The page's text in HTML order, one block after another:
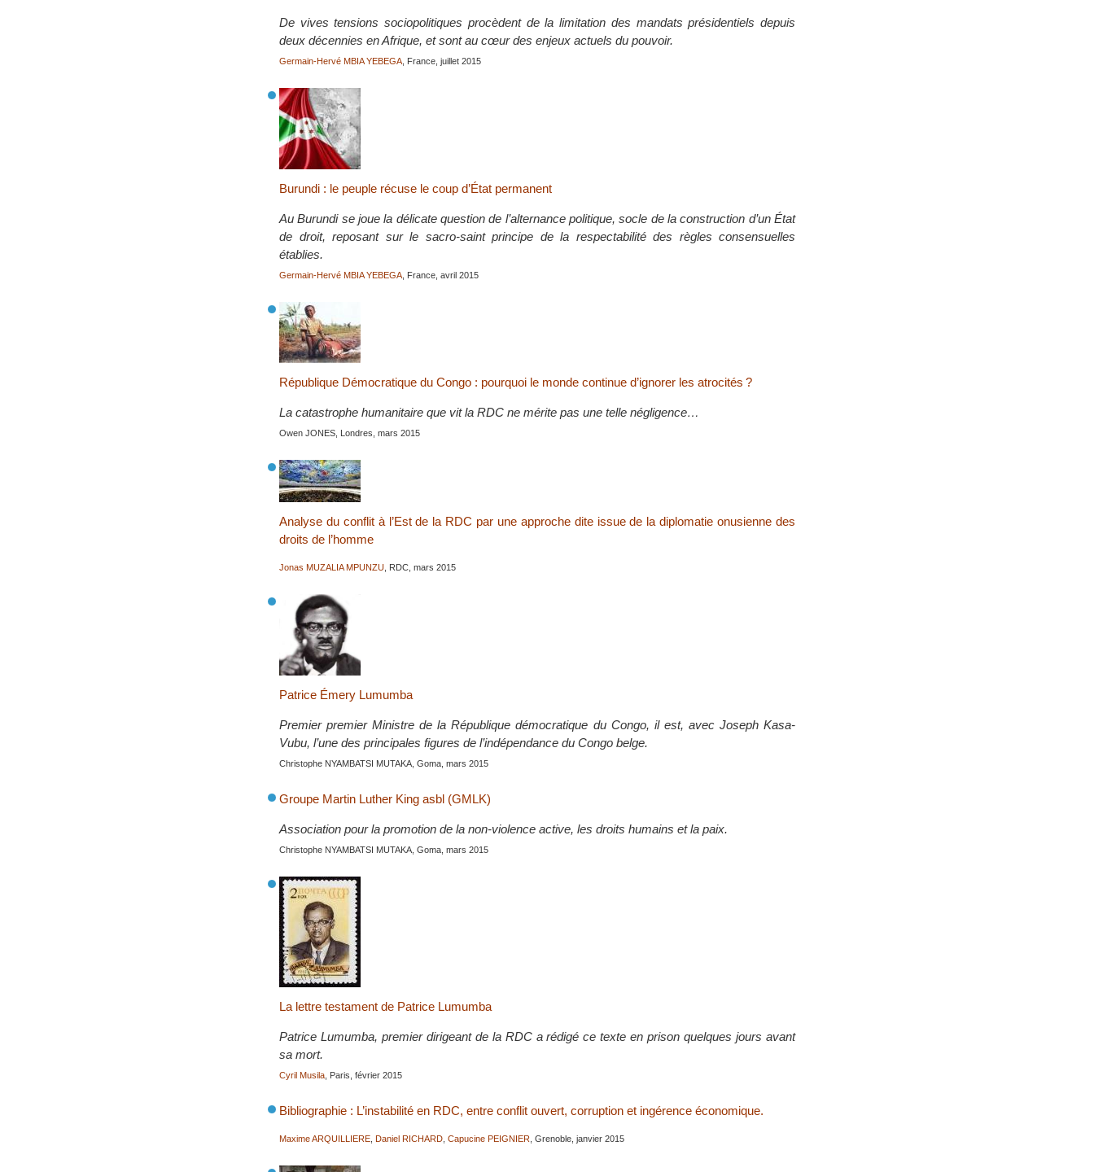
De vives tensions sociopolitiques procèdent de la limitation des mandats présidentiels depuis
deux décennies en Afrique, et sont au cœur des enjeux actuels du pouvoir.
Germain-Hervé MBIA YEBEGA , France, juillet 2015
Burundi : le peuple récuse le coup d’État permanent
Au Burundi se joue la délicate question de l’alternance politique, socle de la construction d’un État
de droit, reposant sur le sacro-saint principe de la respectabilité des règles consensuelles
établies.
Germain-Hervé MBIA YEBEGA , France, avril 2015
République Démocratique du Congo : pourquoi le monde continue d’ignorer les atrocités ?
La catastrophe humanitaire que vit la RDC ne mérite pas une telle négligence…
Owen JONES, Londres, mars 2015
Analyse du conflit à l’Est de la RDC par une approche dite issue de la diplomatie onusienne des
droits de l’homme
Jonas MUZALIA MPUNZU , RDC, mars 2015
Patrice Émery Lumumba
Premier premier Ministre de la République démocratique du Congo, il est, avec Joseph Kasa-
Vubu, l’une des principales figures de l’indépendance du Congo belge.
Christophe NYAMBATSI MUTAKA, Goma, mars 2015
Groupe Martin Luther King asbl (GMLK)
Association pour la promotion de la non-violence active, les droits humains et la paix.
Christophe NYAMBATSI MUTAKA, Goma, mars 2015
La lettre testament de Patrice Lumumba
Patrice Lumumba, premier dirigeant de la RDC a rédigé ce texte en prison quelques jours avant
sa mort.
Cyril Musila , Paris, février 2015
Bibliographie : L’instabilité en RDC, entre conflit ouvert, corruption et ingérence économique.
Maxime ARQUILLIERE Daniel RICHARD Capucine PEIGNIER , Grenoble, janvier 2015